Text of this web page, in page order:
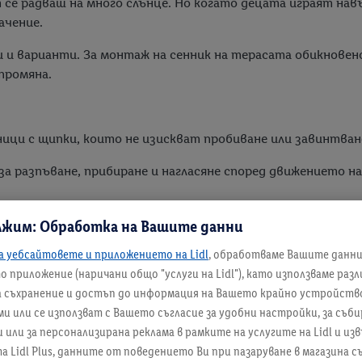
варианти. За монтаж на сенник на терасата
с щипки, които не изискват пробиване или
разпъване, прибиране и нагласяне според движението
фактор за комфорта на терасата.
да нарушат спокойствието ти, особено когато
Обработка на Вашите данни
уебсайтовете и приложението на Lidl, обработваме Вашите
приложение (наричани общо "услуги на Lidl"), като използваме
съхранение и достъп до информация на Вашето крайно
или се използват с Вашето съгласие за удобни настройки, за
за персонализирана реклама в рамките на услугите на Lidl и
Lidl Plus, данните от поведението Ви при пазаруване в магазина